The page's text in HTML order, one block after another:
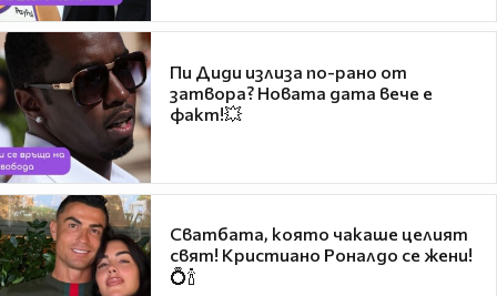
Пи Диди излиза по-рано от
затвора? Новата дата вече е
факт!💥
Сватбата, която чакаше целият
свят! Кристиано Роналдо се жени!
💍🍾